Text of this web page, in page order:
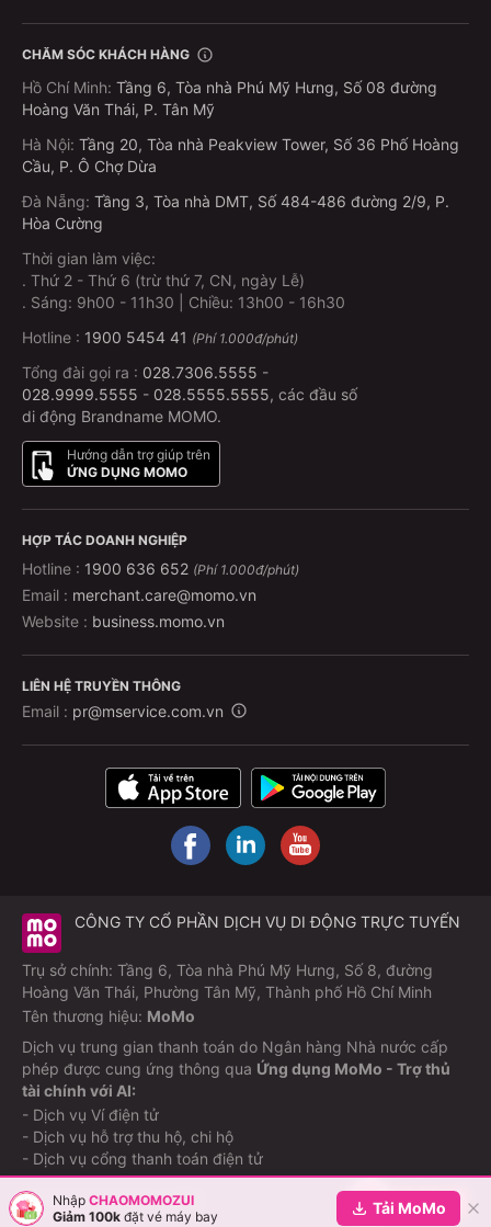
CHĂM SÓC KHÁCH HÀNG
Hồ Chí Minh: Tầng 6, Tòa nhà Phú Mỹ Hưng, Số 08 đường
Hoàng Văn Thái, P. Tân Mỹ
Hà Nội: Tầng 20, Tòa nhà Peakview Tower, Số 36 Phố Hoàng
Cầu, P. Ô Chợ Dừa
Đà Nẵng: Tầng 3, Tòa nhà DMT, Số 484-486 đường 2/9, P.
Hòa Cường
Thời gian làm việc:
. Thứ 2 - Thứ 6 (trừ thứ 7, CN, ngày Lễ)
. Sáng: 9h00 - 11h30 | Chiều: 13h00 - 16h30
Hotline : 1900 5454 41 (Phí 1.000đ/phút)
Tổng đài gọi ra : 028.7306.5555 -
028.9999.5555 - 028.5555.5555, các đầu số
di động Brandname MOMO.
Hướng dẫn trợ giúp trên
ỨNG DỤNG MOMO
HỢP TÁC DOANH NGHIỆP
Hotline : 1900 636 652 (Phí 1.000đ/phút)
Email : merchant.care@momo.vn
Website : business.momo.vn
LIÊN HỆ TRUYỀN THÔNG
Email : pr@mservice.com.vn
CÔNG TY CỔ PHẦN DỊCH VỤ DI ĐỘNG TRỰC TUYẾN
Trụ sở chính: Tầng 6, Tòa nhà Phú Mỹ Hưng, Số 8, đường
Hoàng Văn Thái, Phường Tân Mỹ, Thành phố Hồ Chí Minh
Tên thương hiệu: MoMo
Dịch vụ trung gian thanh toán do Ngân hàng Nhà nước cấp
phép được cung ứng thông qua Ứng dụng MoMo - Trợ thủ
tài chính với AI:
- Dịch vụ Ví điện tử
- Dịch vụ hỗ trợ thu hộ, chi hộ
- Dịch vụ cổng thanh toán điện tử
©Copyright M_Service2026
Nhập CHAOMOMOZUI
Giảm 100k đặt vé máy bay Tải MoMo